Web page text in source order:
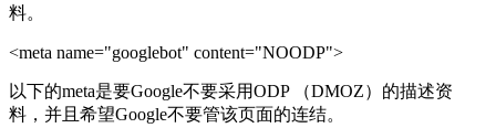
料。
<meta name="googlebot" content="NOODP">
以下的meta是要Google不要采用ODP （DMOZ）的描述资
料，并且希望Google不要管该页面的连结。